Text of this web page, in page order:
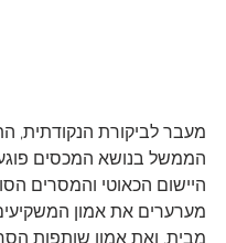
מעבר לביקורת הנקודתית,
הממשל בנושא המכסים
היישום הכאוטי והמסרים
מערערים את אמון